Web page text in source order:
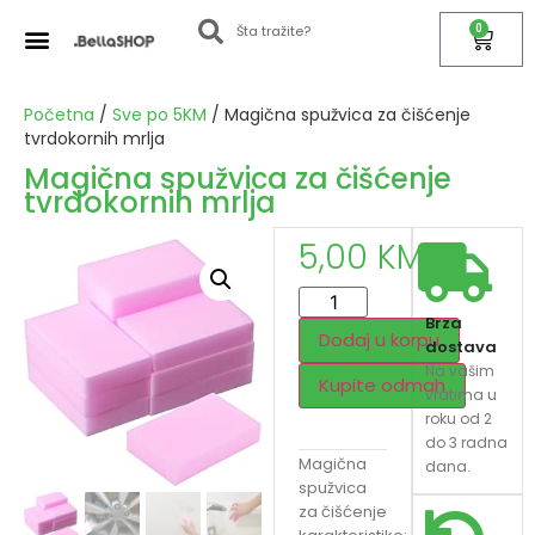
0
Početna / Sve po 5KM / Magična spužvica za čišćenje
tvrdokornih mrlja
Magična spužvica za čišćenje
tvrdokornih mrlja
5,00 KM
Dodaj u korpu
Kupite odmah
Magična
spužvica
za čišćenje
Brza
dostava
Na vašim
vratima u
roku od 2
do 3 radna
dana.